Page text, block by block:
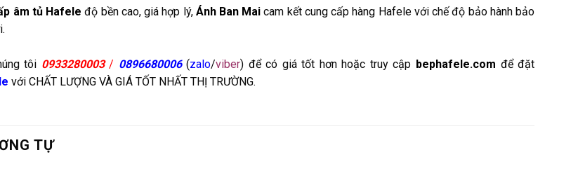
âm tủ Hafeleđộ bền cao, giá hợp lý, Ánh Ban Mai cam kết cung cấp hàng Hafele với chế độ bảo hành bảo
tôi 0933280003 / 0896680006 (zalo/viber) để có giá tốt hơn hoặc truy cập bephafele.com để đặt
với CHẤT LƯỢNG VÀ GIÁ TỐT NHẤT THỊ TRƯỜNG.
TỰ